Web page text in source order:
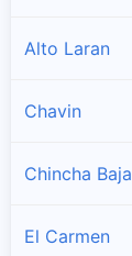
Alto Laran
Chavin
Chincha Baja
El Carmen